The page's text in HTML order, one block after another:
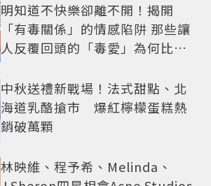
明知道不快樂卻離不開！揭開
「有毒關係」的情感陷阱 那些讓
人反覆回頭的「毒愛」為何比菸
中秋送禮新戰場！法式甜點、北
海道乳酪搶市 爆紅檸檬蛋糕熱
銷破萬顆
林映維、程予希、Melinda、